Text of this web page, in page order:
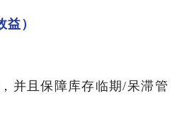
）
并且保障库存临期/呆滞管